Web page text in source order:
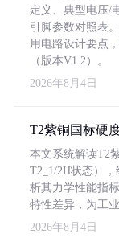
定义、典型电压/
引脚参数对照表
用电路设计要点
（版本V1.2）。
2026年8月4日
T2紫铜国标硬
本文系统解读T2
T2_1/2H状态）
析其力学性能指
特性差异，为工
2026年8月4日